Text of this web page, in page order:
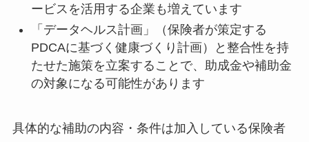
ービスを活用する企業も増えています
「データヘルス計画」（保険者が策定する
PDCAに基づく健康づくり計画）と整合性を持
たせた施策を立案することで、助成金や補助金
の対象になる可能性があります
具体的な補助の内容・条件は加入している保険者